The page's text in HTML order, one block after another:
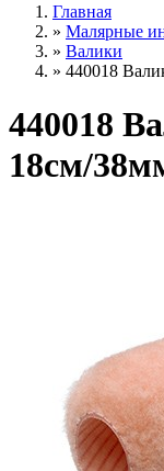
Главная
» Малярные
» Валики
» 440018
440018
18см/